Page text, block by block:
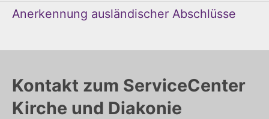
Anerkennung ausländischer Abschlüsse
Kontakt zum ServiceCenter
Kirche und Diakonie